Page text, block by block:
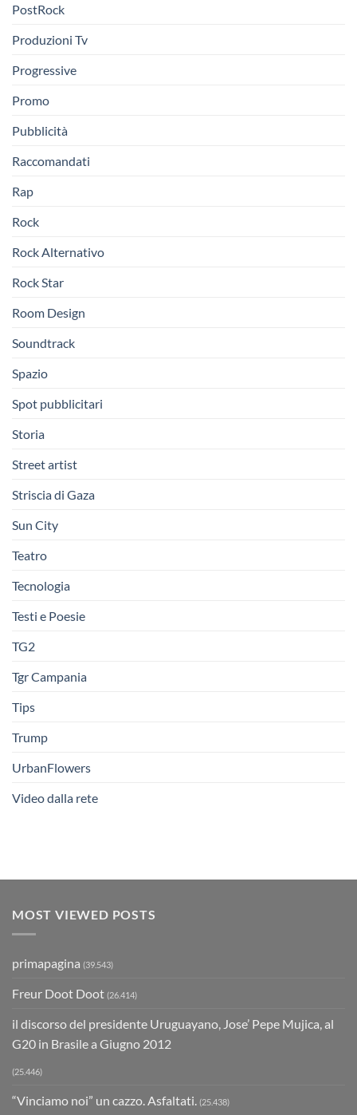
PostRock
Produzioni Tv
Progressive
Promo
Pubblicità
Raccomandati
Rap
Rock
Rock Alternativo
Rock Star
Room Design
Soundtrack
Spazio
Spot pubblicitari
Storia
Street artist
Striscia di Gaza
Sun City
Teatro
Tecnologia
Testi e Poesie
TG2
Tgr Campania
Tips
Trump
UrbanFlowers
Video dalla rete
MOST VIEWED POSTS
primapagina (39.543)
Freur Doot Doot (26.414)
il discorso del presidente Uruguayano, Jose’ Pepe Mujica, al
G20 in Brasile a Giugno 2012
(25.446)
“Vinciamo noi” un cazzo. Asfaltati. (25.438)